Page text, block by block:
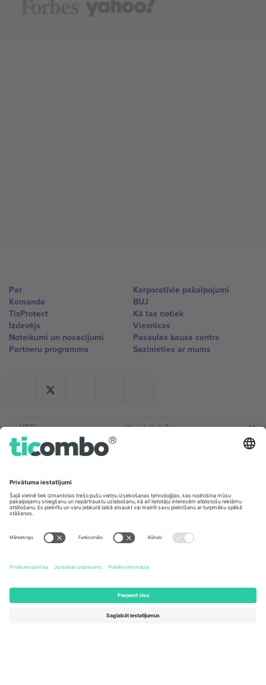
Par
Komanda
TixProtect
Izdevējs
Noteikumi un nosacījumi
Partneru programma
Korporatīvie pakalpojumi
BUJ
Kā tas notiek
Viesnīcas
Pasaules kausa centrs
Sazinieties ar mums
Germany
Unter den Linden 24, 10117
United Kingdom
167 City Road, London, Greater
Kingdom
United States
Newark, Delaware 19713, United
States
Switzerland
Engelberg, Switzerland